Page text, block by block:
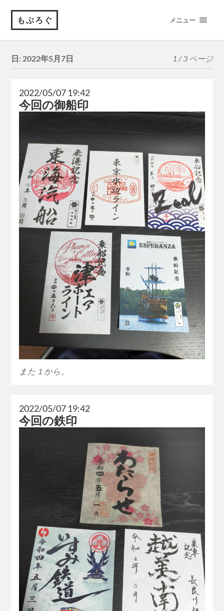
もぶろぐ メニュー
日: 2022年5月7日 1 / 3 ページ
2022/05/07 19:42
今回の御船印
また１から。
2022/05/07 19:42
今回の鉄印